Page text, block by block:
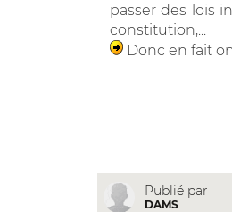
passer des lois
constitution,...
Donc en fait
Publié par
DAMS